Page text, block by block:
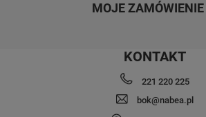
MOJE ZAMÓWIENIE
KONTAKT
221 220 225
bok@nabea.pl